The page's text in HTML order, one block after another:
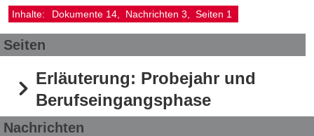
Inhalte: Dokumente 14 Nachrichten 3 Seiten 1
Seiten
Erläuterung: Probejahr und
Berufseingangsphase
Nachrichten